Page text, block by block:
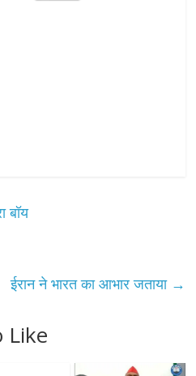
बॉय
ईरान ने भारत का आभार जताया →
Like